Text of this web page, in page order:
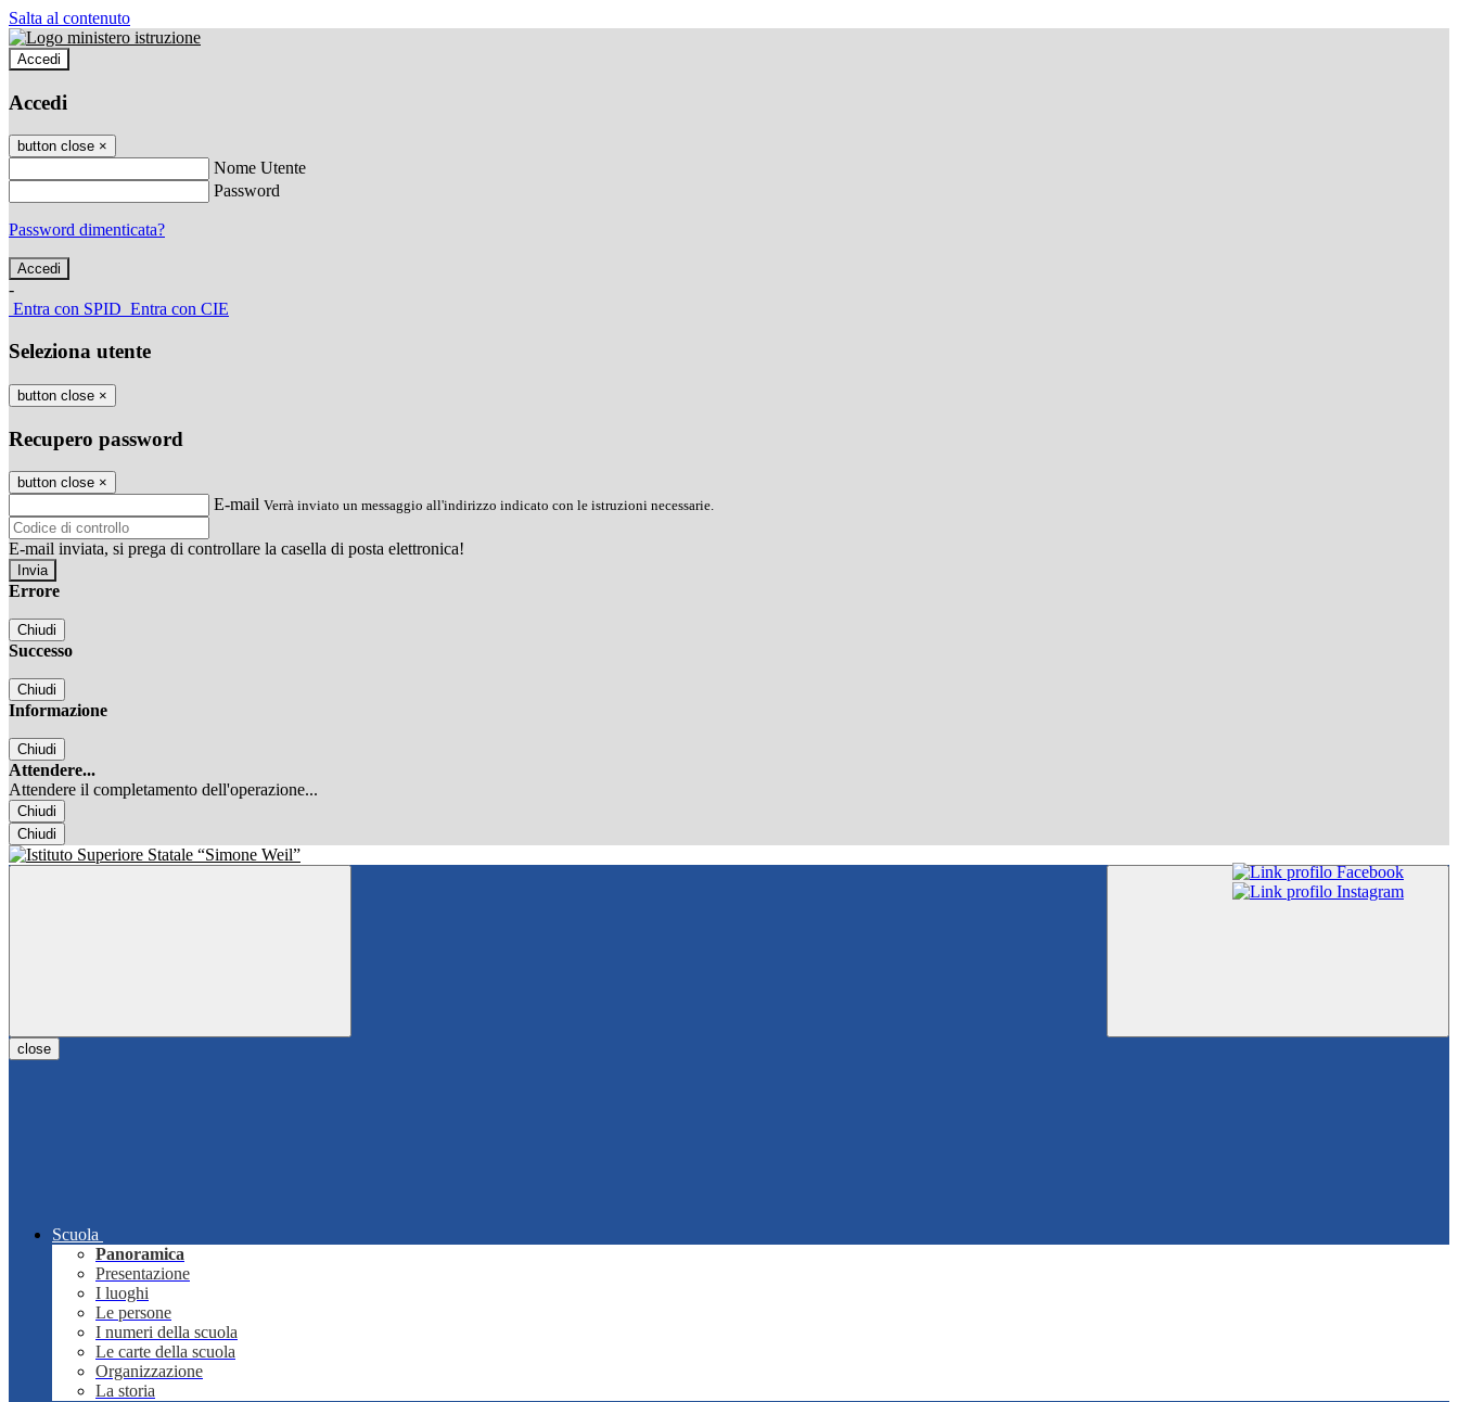
Salta al contenuto
Accedi
Accedi
button close ×
Nome Utente
Password
Password dimenticata?
-
Entra con SPID Entra con CIE
Seleziona utente
button close ×
Recupero password
button close ×
E-mail Verrà inviato un messaggio all'indirizzo indicato con le istruzioni necessarie.
E-mail inviata, si prega di controllare la casella di posta elettronica!
Errore
Chiudi
Successo
Chiudi
Informazione
Chiudi
Attendere...
Attendere il completamento dell'operazione...
Chiudi
Chiudi
close
Scuola
Panoramica
Presentazione
I luoghi
Le persone
I numeri della scuola
Le carte della scuola
Organizzazione
La storia